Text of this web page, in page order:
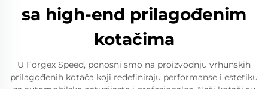
sa high-end prilagođenim
kotačima
U Forgex Speed, ponosni smo na proizvodnju vrhunskih
prilagođenih kotača koji redefiniraju performanse i estetiku